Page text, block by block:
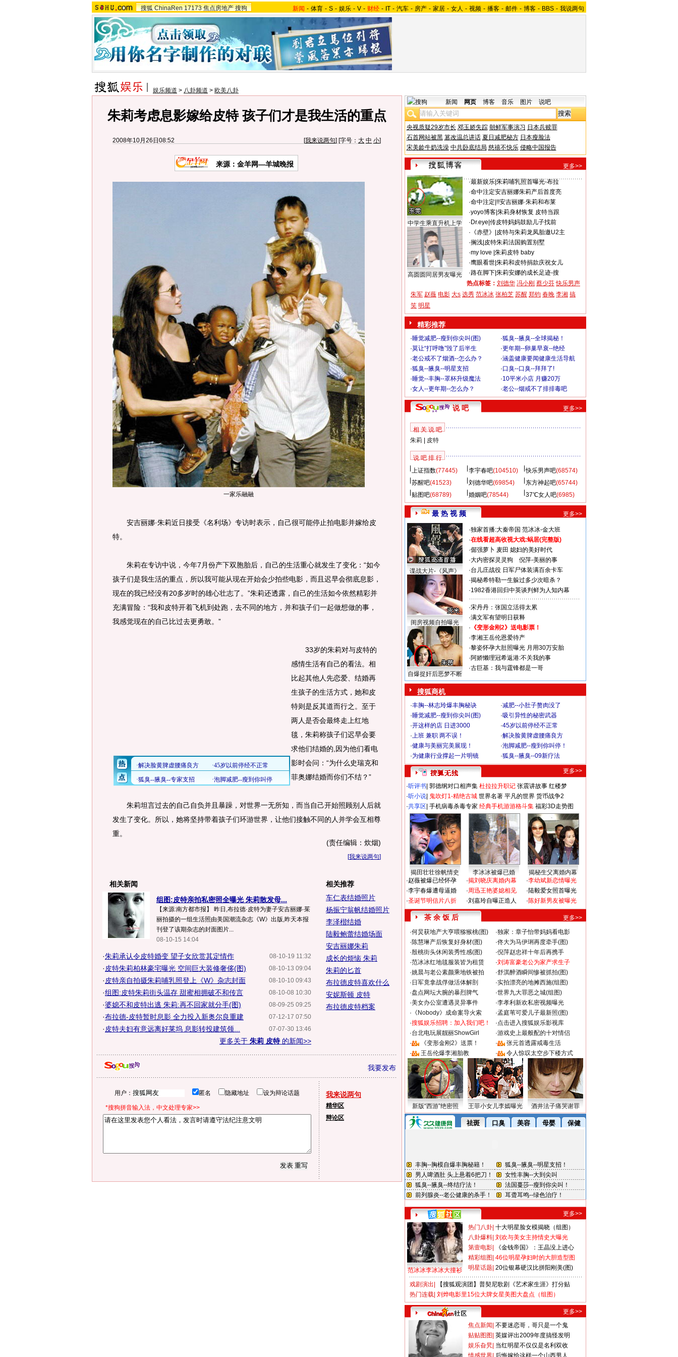
搜狐 ChinaRen 17173 焦点房地产 搜狗 新闻 - 体育 - S - 娱乐 - V - 财经 - IT - 汽车 - 房产 - 家居 - 女人 - 视频 - 播客 - 邮件 - 博客 - BBS - 我说两句
娱乐频道 > 八卦频道 > 欧美八卦
朱莉考虑息影嫁给皮特 孩子们才是我生活的重点
2008年10月26日08:52 [我来说两句] [字号： 大 中 小]
来源：金羊网—羊城晚报
一家乐融融
安吉丽娜·朱莉近日接受《名利场》专访时表示，自己很可能停止拍电影并嫁给皮
特。
朱莉在专访中说，今年7月份产下双胞胎后，自己的生活重心就发生了变化：“如今
孩子们是我生活的重点，所以我可能从现在开始会少拍些电影，而且迟早会彻底息影，
现在的我已经没有20多岁时的雄心壮志了。”朱莉还透露，自己的生活如今依然精彩并
充满冒险：“我和皮特开着飞机到处跑，去不同的地方，并和孩子们一起做想做的事，
我感觉现在的自己比过去更勇敢。 ”
33岁的朱莉对与皮特的
感情生活有自己的看法。相
比起其他人先恋爱、结婚再
生孩子的生活方式，她和皮
特则是反其道而行之。至于
两人是否会最终走上红地
毯，朱莉称孩子们迟早会要
求他们结婚的,因为他们看电
影时会问：“为什么史瑞克和
菲奥娜结婚而你们不结？”
朱莉坦言过去的自己自负并且暴躁，对世界一无所知，而当自己开始照顾别人后就
发生了变化。所以，她将坚持带着孩子们环游世界，让他们接触不同的人并学会互相尊
重。
(责任编辑：炊烟)
[我来说两句]
相关新闻
组图:皮特亲拍私密照全曝光 朱莉散发母...
【来源:南方都市报】 昨日,布拉德·皮特为妻子安吉丽娜·茱
丽拍摄的一组生活照由美国潮流杂志《W》出版,昨天本报
刊登了该期杂志的封面图片...
08-10-15 14:04
08-10-19 11:32
·朱莉承认令皮特婚变 望子女欣赏其定情作
08-10-13 09:04
· 皮特朱莉柏林豪宅曝光 空间巨大装修奢侈(图)
08-10-10 09:43
· 皮特亲自拍摄朱莉哺乳照登上《W》杂志封面
08-10-08 10:30
·组图:皮特朱莉街头温存 甜蜜相拥破不和传言
08-09-25 09:25
·婆媳不和皮特出逃 朱莉:再不回家就分手(图)
07-12-17 07:50
·布拉德-皮特暂时息影 全力投入新奥尔良重建
07-07-30 13:46
· 皮特夫妇有意远离好莱坞 息影转投建筑领...
更多关于 朱莉 皮特的新闻>>
相关推荐
车仁表结婚照片
杨振宁翁帆结婚照片
李泽楷结婚
陆毅鲍蕾结婚场面
安吉丽娜朱莉
成长的烦恼 朱莉
朱莉的匕首
布拉德皮特喜欢什么
安妮斯顿 皮特
布拉德皮特档案
我要发布
用户： 匿名 隐藏地址 设为辩论话题
*搜狗拼音输入法，中文处理专家>>
我来说两句
精华区
辩论区
新闻 网页 博客 音乐 图片 说吧
央视质疑29岁市长 邓玉娇失踪 朝鲜军事演习 日本兵赎罪
石首网站被黑 篡改温总讲话 夏日减肥秘方 日本瘦脸法
宋美龄牛奶洗澡 中共卧底结局 慈禧不快乐 侵略中国报告
更多>>
中学生乘直升机上学
高圆圆同居男友曝光
·最新娱乐| 朱莉哺乳照首曝光-布拉
·命中注定安吉丽娜朱莉产后首度亮
·命中注定 !!安吉丽娜·朱莉和布莱
·yoyo博客| 朱莉身材恢复 皮特当跟
· Dr.eye 传皮特妈妈鼓励儿子找前
· 《赤壁》
皮特与朱莉龙凤胎邀U2主
·搁浅| 皮特朱莉法国购置别墅
·my love 朱莉皮特 baby
·鹰眼看世| 朱莉和皮特捐款庆祝女儿
·路在脚下| 朱莉安娜的成长足迹-搜
热点标签： 刘德华 冯小刚 蔡少芬 快乐男声
朱军 赵薇 电影 大s 选秀 范冰冰 张柏芝 苏醒 郑钧 春晚 李湘 搞
笑 明星
精彩推荐
·睡觉减肥--瘦到你尖叫(图) ·狐臭--腋臭--全球揭秘！
·莫让“打呼噜”毁了后半生 ·更年期--卵巢早衰--绝经
·老公戒不了烟酒--怎么办？ ·涵盖健康要闻健康生活导航
·狐臭--腋臭--明星支招 ·口臭--口臭--拜拜了!
·睡觉--丰胸--罩杯升级魔法 ·10平米小店 月赚20万
·女人--更年期--怎么办？ ·老公--烟戒不了排排毒吧
说 吧 更多>>
相 关 说 吧
朱莉
皮特
说 吧 排 行
上证指数(77445) 李宇春吧(104510) 快乐男声吧(68574)
苏醒吧(41523) 刘德华吧(69854) 东方神起吧(65744)
贴图吧(68789) 婚姻吧(78544) 37℃女人吧(6985)
最 热 视 频 更多>>
谍战大片-《风声》
闺房视频自拍曝光
自爆捉奸后恶梦不断
·独家首播:大秦帝国 范冰冰-金大班
·在线看超高收视大戏:蜗居(完整版)
·倔强萝卜 麦田 媳妇的美好时代
·大内密探灵灵狗
倪萍-美丽的事
·台儿庄战役 日军尸体装满百余卡车
·揭秘希特勒一生躲过多少次暗杀？
·1982香港回归中英谈判鲜为人知内幕
·宋丹丹：张国立活得太累
·满文军有望明日获释
· 《变形金刚2》送电影票！
·李湘王岳伦恩爱待产
·黎姿怀孕大肚照曝光 月用30万安胎
·阿娇懒理冠希返港:不关我的事
·古巨基：我与霆锋都是一哥
搜狐商机
·丰胸--林志玲爆丰胸秘诀 ·减肥--小肚子赘肉没了
·睡觉减肥--瘦到你尖叫(图) ·吸引异性的秘密武器
·开这样的店 日进3000 ·45岁以前停经不正常
·上班 兼职 两不误！ ·解决脸黄脾虚腰痛良方
·健康与美丽完美展现！ ·泡脚减肥--瘦到你叫停！
·为健康行业撑起一片明镜 ·狐臭--腋臭--09新疗法
更多>>
·听评书 郭德纲对口相声集 杜拉拉升职记 张震讲故事 红楼梦
·听小说 鬼吹灯1-精绝古城 世界名著 平凡的世界 货币战争2
·共享区 手机病毒杀毒专家 经典手机游游格斗集 福彩3D走势图
揭田壮壮徐帆情史 李冰冰被爆已婚
揭秘生父离婚内幕
·赵薇被爆已经怀孕
·李宇春爆遭母逼婚
·圣诞节明信片八折
·揭刘晓庆离婚内幕
·周迅王艳婆媳相见
·刘嘉玲自曝正造人
·李幼斌新恋情曝光
·陆毅爱女照首曝光
·陈好新男友被曝光
茶 余 饭 后
更多>>
·何炅获地产大亨喂猕猴桃(图) ·独家：章子怡带妈妈看电影
·陈慧琳产后恢复好身材(图) ·佟大为马伊琍再度牵手(图)
·殷桃街头休闲装秀性感(图) ·倪萍赵忠祥十年后再携手
·范冰冰红地毯服装皆为租赁 ·刘涛富豪老公为家产求生子
·姚晨与老公素颜乘地铁被拍 ·舒淇醉酒瞬间惨被抓拍(图)
· 日军竟拿战俘做活体解剖 ·实拍漂亮的地摊西施(组图)
·盘点网坛大腕的暴烈脾气 ·世界九大罪恶之城(组图)
·美女办公室遭遇灵异事件 ·李孝利新欢私密视频曝光
· 《Nobody》成命案导火索 ·孟庭苇可爱儿子最新照(图)
·搜狐娱乐招聘：加入我们吧！ ·点击进入搜狐娱乐影视库
·台北电玩展靓丽ShowGirl ·游戏史上最般配的十对情侣
·
《变形金刚2》送票！ ·
张元首透露戒毒生活
·
王岳伦爆李湘胎教 · 令人惊叹太空步下楼方式
新版“西游”绝密照 王菲小女儿李嫣曝光 酒井法子痛哭谢罪
更多>>
范冰冰李冰冰大撞衫
热门八卦 十大明星脸女模揭晓（组图）
八卦爆料 刘欢与美女主持情史大曝光
第壹电影
《金钱帝国》：王晶没上进心
精彩组图 46位明星孕妇时的大胆造型图
明星话题 20位银幕硬汉比拼阳刚美(图)
戏剧演出
【搜狐观演团】普契尼歌剧《艺术家生涯》打分贴
热门连载 刘烨电影里15位大牌女星美图大盘点（组图）
更多>>
焦点新闻 不要迷恋哥，哥只是一个鬼
贴贴图图 英媒评出2009年度搞怪发明
娱乐旮旯 当红明星不仅仅是名利双收
情感世界 后悔嫁给这样一个山西男人